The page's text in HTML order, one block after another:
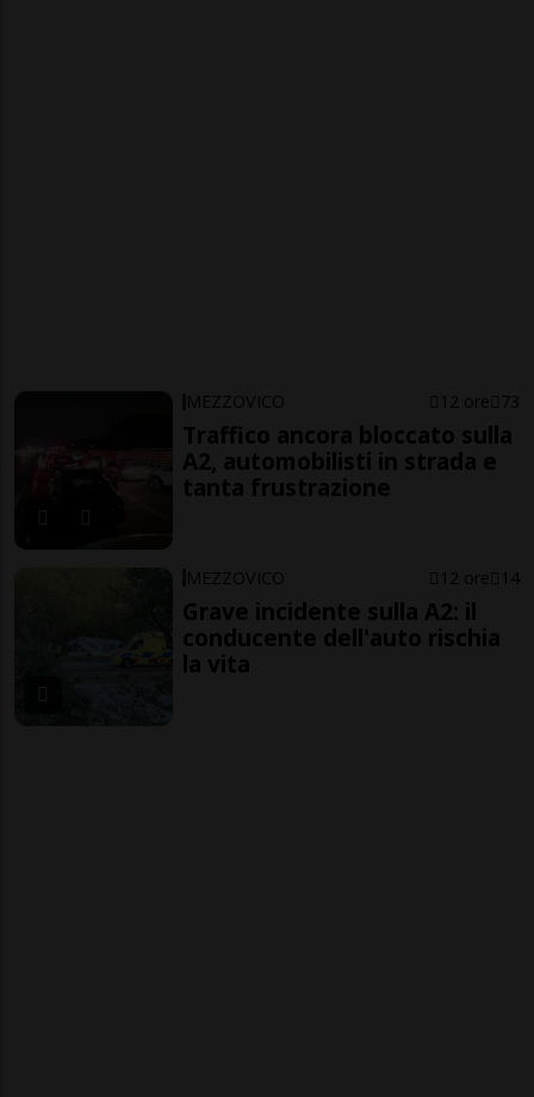
MEZZOVICO 12 ore 73
Traffico ancora bloccato sulla
A2, automobilisti in strada e
tanta frustrazione
MEZZOVICO 12 ore 14
Grave incidente sulla A2: il
conducente dell'auto rischia
la vita